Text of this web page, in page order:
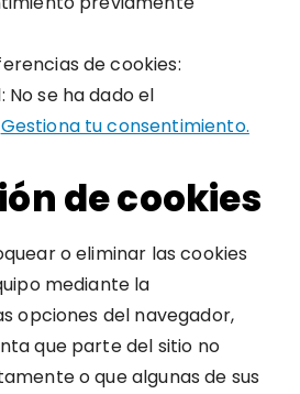
de cookies:
No se ha dado el
Gestiona tu consentimiento.
de cookies
o eliminar las cookies
mediante la
opciones del navegador,
que parte del sitio no
o que algunas de sus